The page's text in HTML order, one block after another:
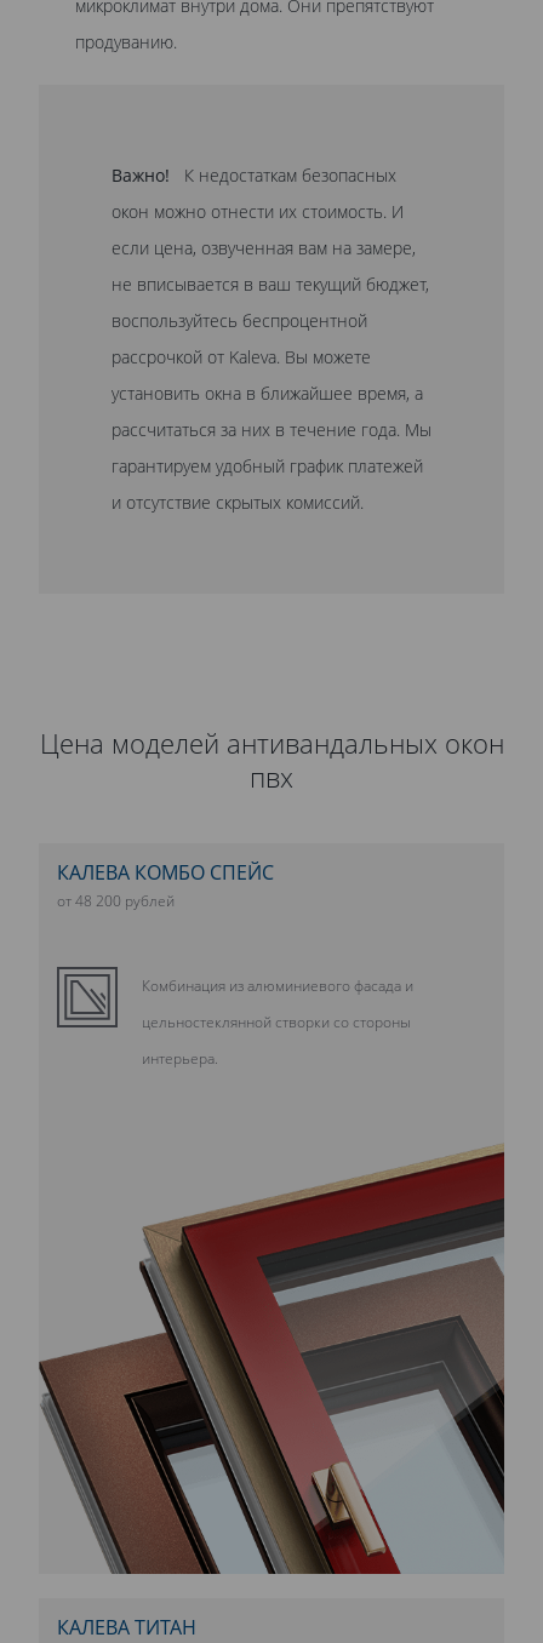
микроклимат внутри дома. Они препятствуют
продуванию.
Важно! К недостаткам безопасных
окон можно отнести их стоимость. И
если цена, озвученная вам на замере,
не вписывается в ваш текущий бюджет,
воспользуйтесь беспроцентной
рассрочкой от Kaleva. Вы можете
установить окна в ближайшее время, а
рассчитаться за них в течение года. Мы
гарантируем удобный график платежей
и отсутствие скрытых комиссий.
Цена моделей антивандальных окон
пвх
КАЛЕВА КОМБО СПЕЙС
от 48 200 рублей
Комбинация из алюминиевого фасада и
цельностеклянной створки со стороны
интерьера.
КАЛЕВА ТИТАН